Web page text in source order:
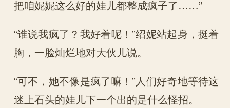
把咱妮妮这么好的娃儿都整成疯子了……”
“谁说我疯了？我好着呢！”绍妮站起身，挺着
胸，一脸灿烂地对大伙儿说。
“可不，她不像是疯了嘛！”人们好奇地等待这
迷上石头的娃儿下一个出的是什么怪招。